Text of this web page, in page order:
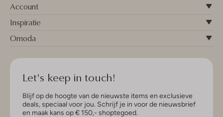
Account
Inspiratie
Omoda
Let's keep in touch!
Blijf op de hoogte van de nieuwste items en exclusieve
deals, speciaal voor jou. Schrijf je in voor de nieuwsbrief
en maak kans op € 150,- shoptegoed.